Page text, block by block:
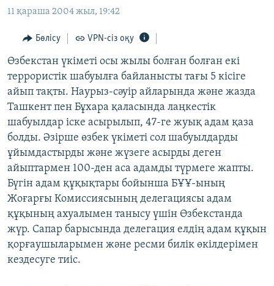
Skip
Search
ӘЛЕУМЕТ
ӘЛЕМ
АРНАЙЫ ЖОБАЛАР
Русский
ЖАЗЫЛЫҢЫЗ
Басқа тілдерде
11 қараша 2004 жыл, 19:42
Бөлісу VPN-сіз оқу
Өзбекстан үкіметі осы жылы болған болған екі
террористік шабуылға байланысты тағы 5 кісіге
айып тақты. Наурыз-сәуір айларында және жазда
Ташкент пен Бұхара қаласында лаңкестік
шабуылдар іске асырылып, 47-ге жуық адам қаза
болды. Әзірше өзбек үкіметі сол шабуылдарды
ұйымдастырды және жүзеге асырды деген
айыптармен 100-ден аса адамды түрмеге жапты.
Бүгін адам құқықтары бойынша БҰҰ-ының
Жоғарғы Комиссиясының делегациясы адам
құқының ахуалымен танысу үшін Өзбекстанда
жүр. Сапар барысында делегация елдің адам құқын
қорғаушыларымен және ресми билік өкілдерімен
кездесуге тиіс.